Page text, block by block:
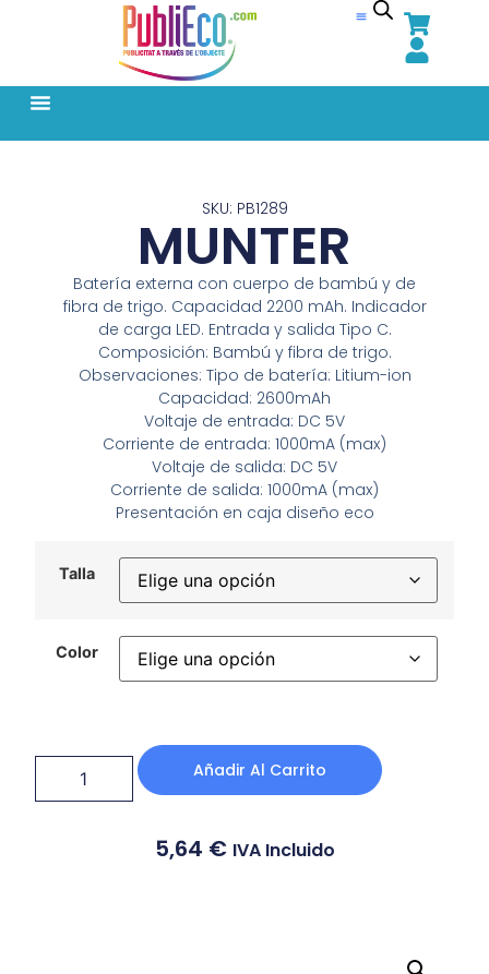
SKU: PB1289
MUNTER
Batería externa con cuerpo de bambú y de
fibra de trigo. Capacidad 2200 mAh. Indicador
de carga LED. Entrada y salida Tipo C.
Composición: Bambú y fibra de trigo.
Observaciones: Tipo de batería: Litium-ion
Capacidad: 2600mAh
Voltaje de entrada: DC 5V
Corriente de entrada: 1000mA (max)
Voltaje de salida: DC 5V
Corriente de salida: 1000mA (max)
Presentación en caja diseño eco
Talla
Color
Añadir Al Carrito
5,64 € IVA Incluido